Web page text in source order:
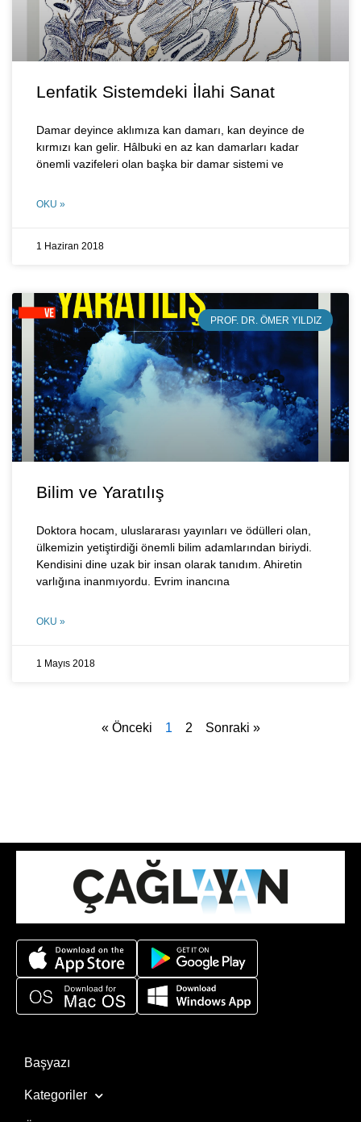
Lenfatik Sistemdeki İlahi Sanat
Damar deyince aklımıza kan damarı, kan deyince de
kırmızı kan gelir. Hâlbuki en az kan damarları kadar
önemli vazifeleri olan başka bir damar sistemi ve
OKU »
1 Haziran 2018
PROF. DR. ÖMER YILDIZ
Bilim ve Yaratılış
Doktora hocam, uluslararası yayınları ve ödülleri olan,
ülkemizin yetiştirdiği önemli bilim adamlarından biriydi.
Kendisini dine uzak bir insan olarak tanıdım. Ahiretin
varlığına inanmıyordu. Evrim inancına
OKU »
1 Mayıs 2018
« Önceki 1 2 Sonraki »
Başyazı
Kategoriler